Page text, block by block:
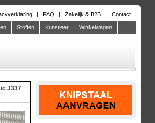
FAQ Zakelijk & B2B Contact
Stoffen Kunstleer Winkelwagen
J337